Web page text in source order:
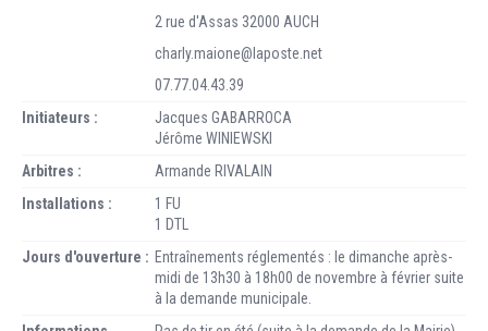
2 rue d'Assas 32000 AUCH
charly.maione@laposte.net
07.77.04.43.39
Initiateurs :
Jacques GABARROCA
Jérôme WINIEWSKI
Arbitres :
Armande RIVALAIN
Installations :
1 FU
1 DTL
Jours d'ouverture : Entraînements réglementés : le dimanche après-
midi de 13h30 à 18h00 de novembre à février suite
à la demande municipale.